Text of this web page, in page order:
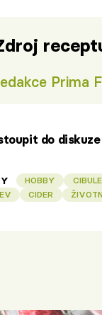
Prima
do diskuze
HOBBY CIBULE
CIDER